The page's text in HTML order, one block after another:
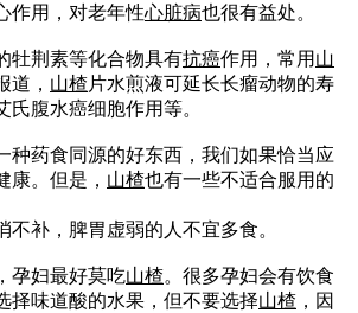
作用，对老年性心脏病也很有益处。
牡荆素等化合物具有抗癌作用，常用 山
道， 山楂片水煎液可延长长瘤动物的寿
氏腹水癌细胞作用等。
种药食同源的好东西，我们如果恰当应
康。但是， 山楂也有一些不适合服用的
不补，脾胃虚弱的人不宜多食。
孕妇最好莫吃山楂。很多孕妇会有饮食
择味道酸的水果，但不要选择山楂 ，因